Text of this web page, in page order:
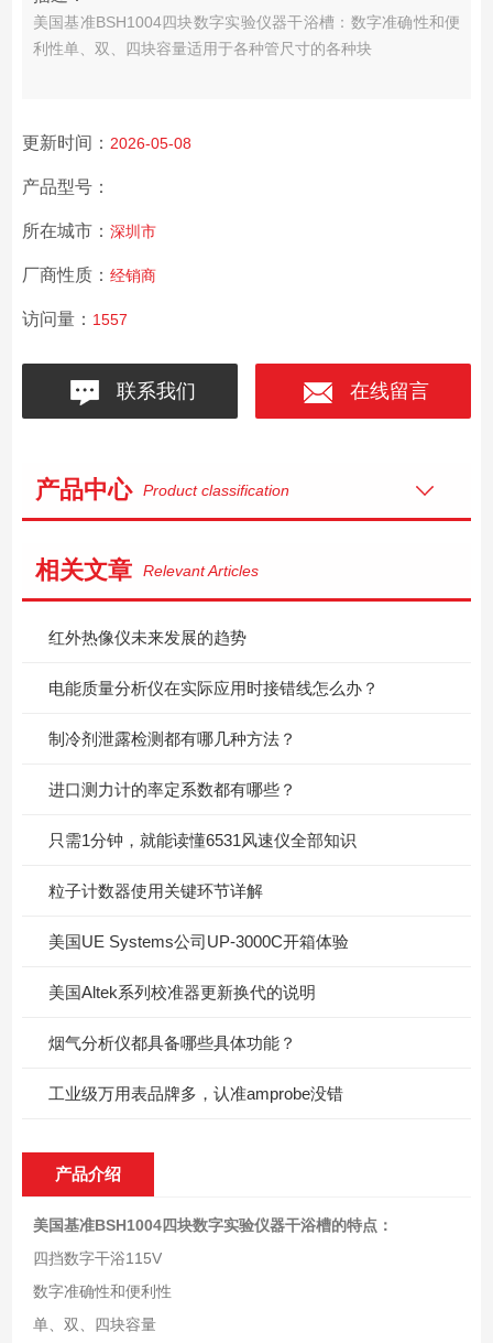
美国基准BSH1004四块数字实验仪器干浴槽： 数字准确性和便
利性单、双、四块容量适用于各种管尺寸的各种块
更新时间： 2026-05-08
产品型号：
所在城市： 深圳市
厂商性质： 经销商
访问量： 1557
联系我们 在线留言
产品中心 Product classification
相关文章 Relevant Articles
红外热像仪未来发展的趋势
电能质量分析仪在实际应用时接错线怎么办？
制冷剂泄露检测都有哪几种方法？
进口测力计的率定系数都有哪些？
只需1分钟，就能读懂6531风速仪全部知识
粒子计数器使用关键环节详解
美国UE Systems公司UP-3000C开箱体验
美国Altek系列校准器更新换代的说明
烟气分析仪都具备哪些具体功能？
工业级万用表品牌多，认准amprobe没错
产品介绍
美国基准BSH1004四块数字实验仪器干浴槽的特点：
四挡数字干浴115V
数字准确性和便利性
单、双、四块容量